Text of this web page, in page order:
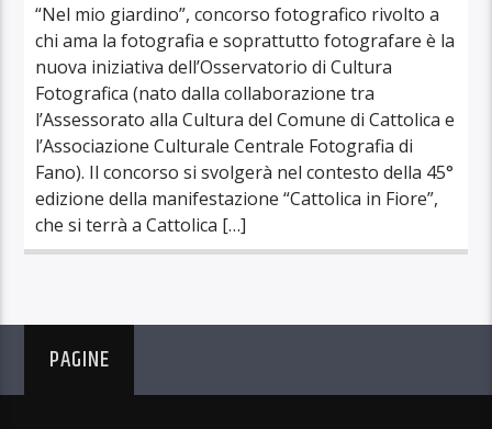
“Nel mio giardino”, concorso fotografico rivolto a
chi ama la fotografia e soprattutto fotografare è la
nuova iniziativa dell’Osservatorio di Cultura
Fotografica (nato dalla collaborazione tra
l’Assessorato alla Cultura del Comune di Cattolica e
l’Associazione Culturale Centrale Fotografia di
Fano). Il concorso si svolgerà nel contesto della 45°
edizione della manifestazione “Cattolica in Fiore”,
che si terrà a Cattolica […]
PAGINE